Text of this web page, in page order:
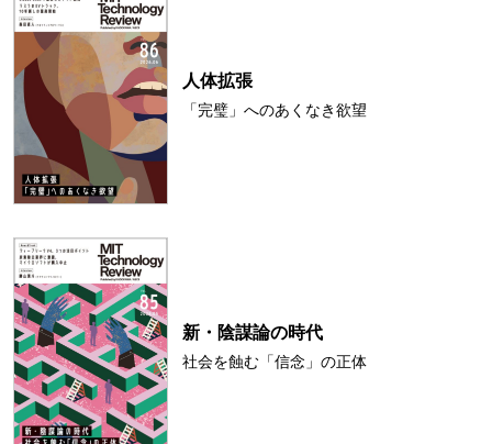
人体拡張
「完璧」へのあくなき欲望
新・陰謀論の時代
社会を蝕む「信念」の正体